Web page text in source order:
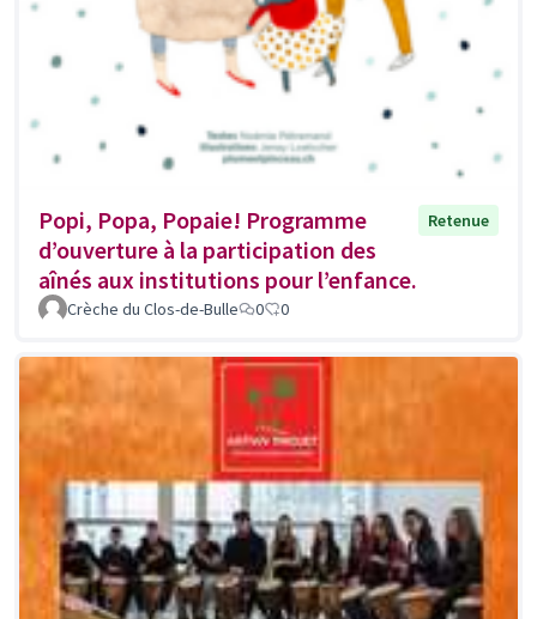
Popi, Popa, Popaie! Programme
d’ouverture à la participation des
aînés aux institutions pour l’enfance.
Retenue
Crèche du Clos-de-Bulle 0 0